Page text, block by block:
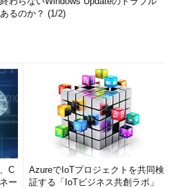
るのか？ (1/2)
C
ー
AzureでIoTプロジェクトを共同検
証する「IoTビジネス共創ラボ」